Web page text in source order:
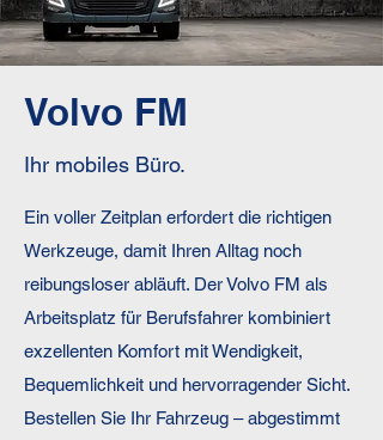
Volvo FM
Ihr mobiles Büro.
Ein voller Zeitplan erfordert die richtigen
Werkzeuge, damit Ihren Alltag noch
reibungsloser abläuft. Der Volvo FM als
Arbeitsplatz für Berufsfahrer kombiniert
exzellenten Komfort mit Wendigkeit,
Bequemlichkeit und hervorragender Sicht.
Bestellen Sie Ihr Fahrzeug – abgestimmt